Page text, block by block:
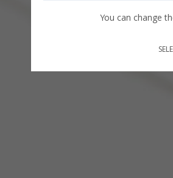
You can change